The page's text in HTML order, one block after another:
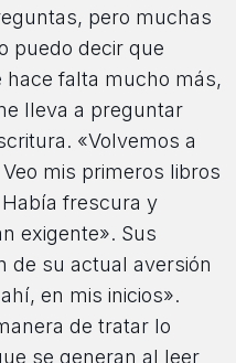
pero muchas
puedo decir que
hace falta mucho más,
lleva a preguntar
«Volvemos a
mis primeros libros
frescura y
exigente». Sus
de su actual aversión
en mis inicios».
de tratar lo
se generan al leer